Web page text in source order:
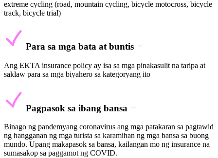
extreme cycling (road, mountain cycling, bicycle motocross, bicycle
track, bicycle trial)
Para sa mga bata at buntis
Ang EKTA insurance policy ay isa sa mga pinakasulit na taripa at
saklaw para sa mga biyahero sa kategoryang ito
Pagpasok sa ibang bansa
Binago ng pandemyang coronavirus ang mga patakaran sa pagtawid
ng hangganan ng mga turista sa karamihan ng mga bansa sa buong
mundo. Upang makapasok sa bansa, kailangan mo ng insurance na
sumasakop sa paggamot ng COVID.